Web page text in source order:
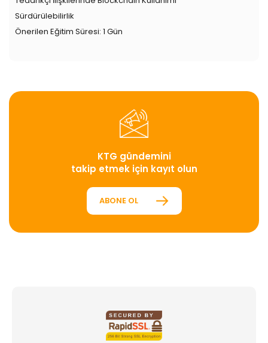
Sürdürülebilirlik
Önerilen Eğitim Süresi: 1 Gün
KTG gündemini
takip etmek için kayıt olun
ABONE OL